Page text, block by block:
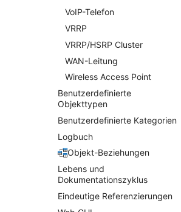
PDU
Personen
Personengruppen
Personengruppen Mitglieder
RAID-Verbund
Raum
Rechenressourcen
Rechnung
Remote Management
Controller
Routing
Räumlich zugeordnete
VoIP-Telefon
VRRP
VRRP/HSRP Cluster
WAN-Leitung
Wireless Access Point
Benutzerdefinierte
Objekttypen
Benutzerdefinierte Kategorien
Logbuch
Objekt-Beziehungen
Lebens und
Dokumentationszyklus
Eindeutige Referenzierungen